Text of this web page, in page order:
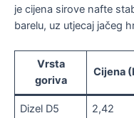
je cijena sirove nafte
barelu, uz utjecaj jačeg
Vrsta
goriva
Cijena
Dizel D5 2,42